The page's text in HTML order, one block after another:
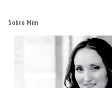
Sobre Mim